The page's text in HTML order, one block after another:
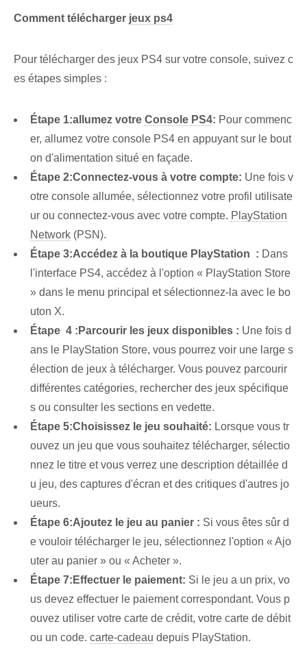
Comment télécharger⁢ jeux ps4
Pour télécharger des jeux PS4 sur votre console, suivez c
es étapes simples :
Étape 1:allumez votre Console PS4: Pour commenc
er, allumez votre console PS4 en appuyant sur le bout
on d'alimentation situé en façade.
Étape 2:Connectez-vous à votre compte: Une fois v
otre console allumée, sélectionnez votre profil utilisate
ur ou connectez-vous avec votre compte. PlayStation
Network ‌(PSN).
Étape 3:Accédez à la boutique⁤ PlayStation ⁤ : Dans
l'interface PS4, accédez à l'option « PlayStation Store
» dans le menu principal et sélectionnez-la avec le bo
uton X.
Étape ⁢ 4 : Parcourir les jeux disponibles : Une fois d
ans le PlayStation Store, vous pourrez voir une large s
élection de jeux à télécharger. Vous pouvez parcourir
différentes catégories, rechercher des jeux spécifique
s ou consulter les sections en vedette.
Étape 5:Choisissez le jeu souhaité: Lorsque vous tr
ouvez un jeu que vous souhaitez télécharger, sélectio
nnez le titre et vous verrez une description détaillée d
u jeu, des captures d'écran et des critiques d'autres jo
ueurs.
Étape 6:Ajoutez le jeu au panier : Si vous êtes sûr d
e vouloir télécharger le jeu, sélectionnez l'option « Ajo
uter au panier » ou « Acheter ».
Étape 7: Effectuer le paiement: Si le jeu a un prix, vo
us devez effectuer le paiement correspondant. Vous p
ouvez utiliser votre carte de crédit, votre carte de débit
ou un code. carte-cadeau depuis⁤ PlayStation.